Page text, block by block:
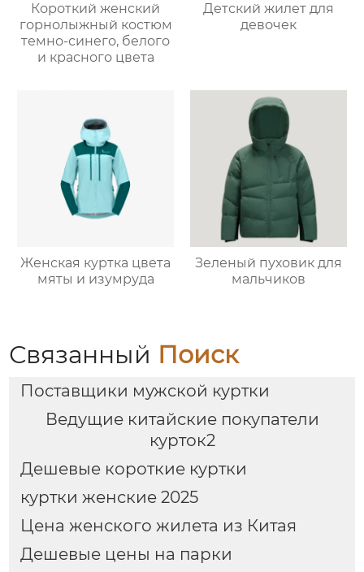
Короткий женский
горнолыжный костюм
темно-синего, белого
и красного цвета
Детский жилет для
девочек
Женская куртка цвета
мяты и изумруда
Зеленый пуховик для
мальчиков
Связанный Поиск
Поставщики мужской куртки
Ведущие китайские покупатели
курток2
Дешевые короткие куртки
куртки женские 2025
Цена женского жилета из Китая
Дешевые цены на парки